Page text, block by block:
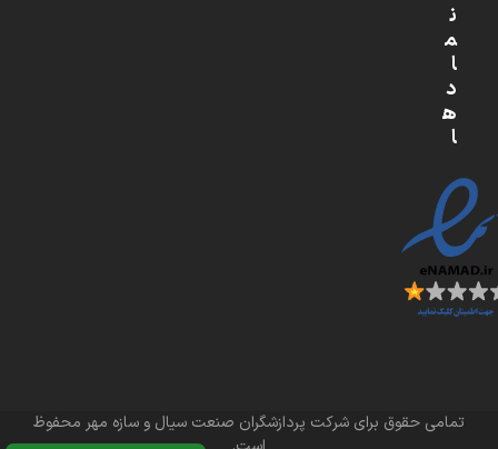
ن
م
ا
د
ه
ا
تمامی حقوق برای شرکت پردازشگران صنعت سیال و سازه مهر محفوظ